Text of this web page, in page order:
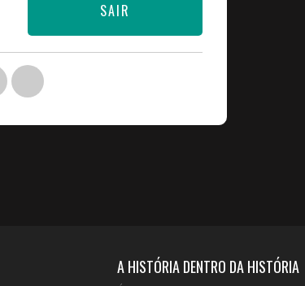
SAIR
A HISTÓRIA DENTRO DA HISTÓRIA